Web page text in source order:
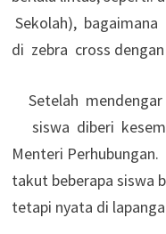
Sekolah),
di zebra cross dengan
Setelah
siswa diberi
Menteri
takut beberapa siswa
tetapi nyata di